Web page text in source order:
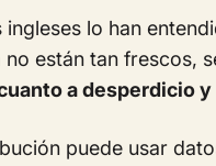
lo han
están tan frescos,
a desperdicio
puede usar